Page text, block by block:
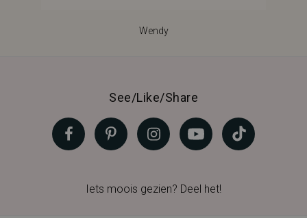
Wendy
See/Like/Share
Iets moois gezien? Deel het!